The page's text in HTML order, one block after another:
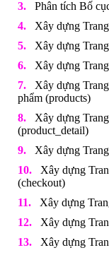
Phân tích Bố
Xây dựng
Xây dựng
Xây dựng
Xây dựng
phẩm (products)
Xây dựng
(product_detail)
Xây dựng
Xây dựng
(checkout)
Xây dựng
Xây dựng
Xây dựng